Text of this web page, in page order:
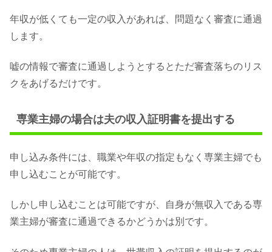
年収が低くても一定の収入があれば、問題なく審査に通過
します。
嘘の情報で審査に通過しようとするとただ審査落ちのリス
クをあげるだけです。
専業主婦の場合は夫の収入証明書を提出する
申し込み条件には、職業や年収の指定もなく専業主婦でも
申し込むことが可能です。
しかし申し込むことは可能ですが、自身が無収入である専
業主婦が審査に通過できるかどうかは別です。